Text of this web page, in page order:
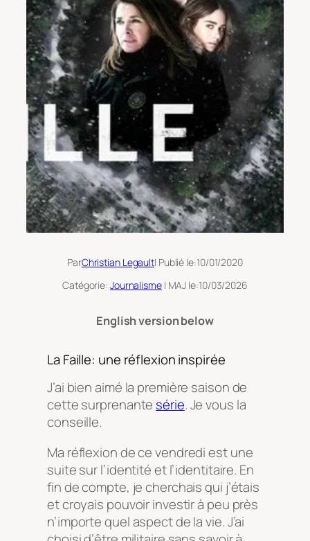
ParChristian Legault| Publié le:10/01/2020
Catégorie: Journalisme| MAJ le:10/03/2026
English version below
La Faille: une réflexion inspirée
J’ai bien aimé la première saison de
cette surprenante série. Je vous la
conseille.
Ma réflexion de ce vendredi est une
suite sur l’identité et l’identitaire. En
fin de compte, je cherchais qui j’étais
et croyais pouvoir investir à peu près
n’importe quel aspect de la vie. J’ai